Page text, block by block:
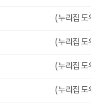
( 누리집
( 누리집
( 누리집
( 누리집